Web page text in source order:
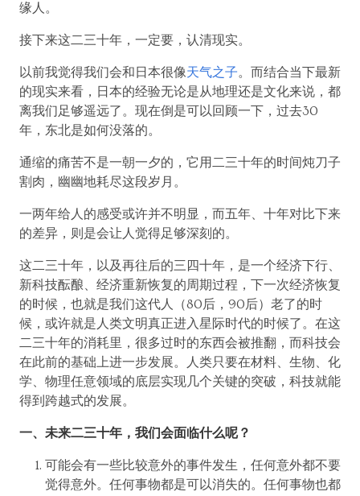
缘人。
接下来这二三十年，一定要，认清现实。
以前我觉得我们会和日本很像天气之子。而结合当下最新
的现实来看，日本的经验无论是从地理还是文化来说，都
离我们足够遥远了。现在倒是可以回顾一下，过去30
年，东北是如何没落的。
通缩的痛苦不是一朝一夕的，它用二三十年的时间炖刀子
割肉，幽幽地耗尽这段岁月。
一两年给人的感受或许并不明显，而五年、十年对比下来
的差异，则是会让人觉得足够深刻的。
这二三十年，以及再往后的三四十年，是一个经济下行、
新科技酝酿、经济重新恢复的周期过程，下一次经济恢复
的时候，也就是我们这代人（80后，90后）老了的时
候，或许就是人类文明真正进入星际时代的时候了。在这
二三十年的消耗里，很多过时的东西会被推翻，而科技会
在此前的基础上进一步发展。人类只要在材料、生物、化
学、物理任意领域的底层实现几个关键的突破，科技就能
得到跨越式的发展。
一、未来二三十年，我们会面临什么呢？
可能会有一些比较意外的事件发生，任何意外都不要
觉得意外。任何事物都是可以消失的。任何事物也都